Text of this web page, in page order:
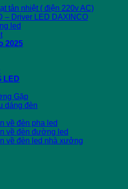
tản nhiệt ( điện 220v AC)
– Driver LED DAXINCO
led
2025
LED
Gặp
dáng đèn
về đèn pha led
về đèn đường led
về đèn led nhà xưởng